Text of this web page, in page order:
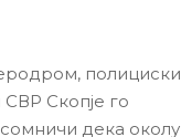
полициски
Скопје го
дека околу